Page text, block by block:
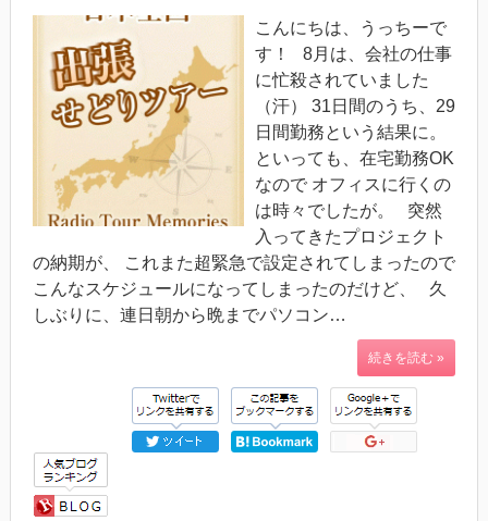
こんにちは、うっちーで
す！ 8月は、会社の仕事
に忙殺されていました
（汗） 31日間のうち、29
日間勤務という結果に。
といっても、在宅勤務OK
なので オフィスに行くの
は時々でしたが。 突然
入ってきたプロジェクト
の納期が、 これまた超緊急で設定されてしまったので
こんなスケジュールになってしまったのだけど、 久
しぶりに、連日朝から晩までパソコン…
続きを読む »